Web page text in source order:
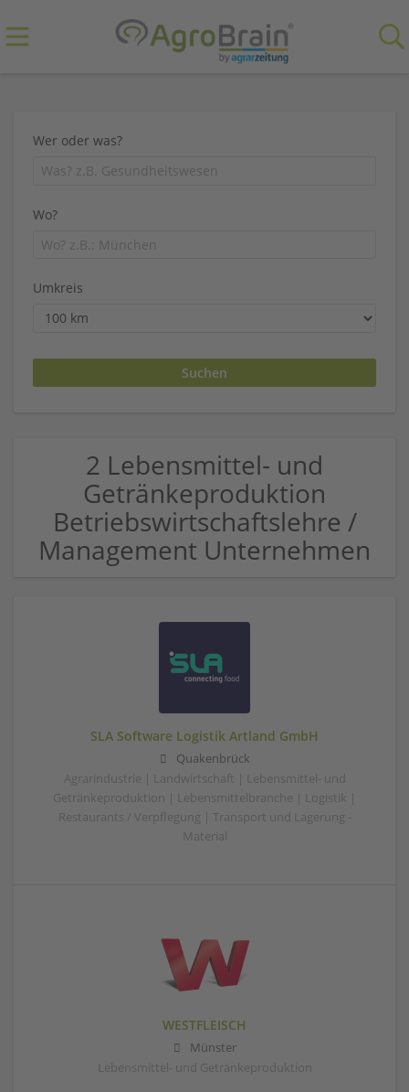
Wer oder was?
Wo?
Umkreis
2 Lebensmittel- und
Getränkeproduktion
Betriebswirtschaftslehre /
Management Unternehmen
SLA Software Logistik Artland GmbH
Quakenbrück
Agrarindustrie | Landwirtschaft | Lebensmittel- und
Getränkeproduktion | Lebensmittelbranche | Logistik |
Restaurants / Verpflegung | Transport und Lagerung -
Material
WESTFLEISCH
Münster
Lebensmittel- und Getränkeproduktion